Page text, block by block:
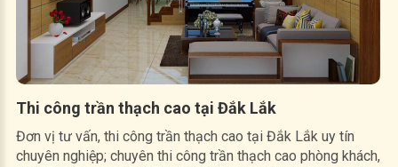
Thi công trần thạch cao tại Đắk Lắk
Đơn vị tư vấn, thi công trần thạch cao tại Đắk Lắk uy tín
chuyên nghiệp; chuyên thi công trần thạch cao phòng khách,